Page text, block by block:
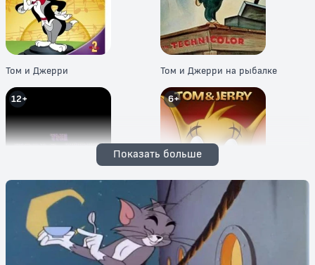
Том и Джерри Том и Джерри на рыбалке
12+
Новое шоу Тома и Джерри
6+
Новые приключения Тома и
Показать больше